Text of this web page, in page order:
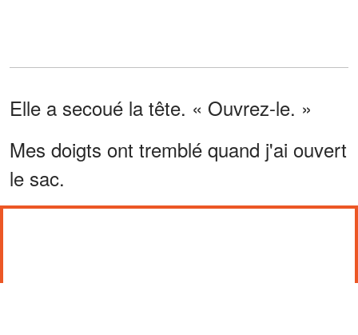
Elle a secoué la tête. « Ouvrez-le. »
Mes doigts ont tremblé quand j'ai ouvert
le sac.